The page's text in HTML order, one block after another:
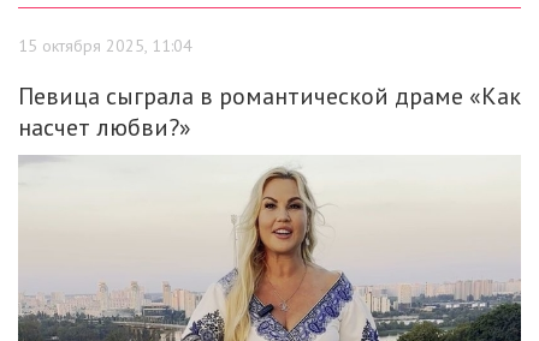
15 октября 2025, 11:04
Певица сыграла в романтической драме «Как
насчет любви?»